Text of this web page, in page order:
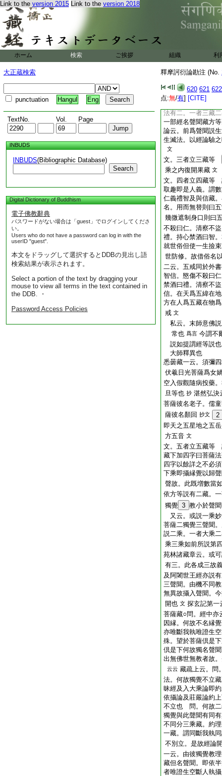
Link to the version 2015 Link to the version 2018
ホーム 検索 ご挨拶 組織 利
大正蔵検索
punctuation Hangul Eng
TextNo. Vol. Page
INBUDS
INBUDS(Bibliographic Database)
Search
Digital Dictionary of Buddhism
電子佛教辭典
パスワードがない場合は「guest」でログインしてくださ
い。
Users who do not have a password can log in with the
userID "guest".
本文をドラッグして選択するとDDBの見出し語
検索結果が表示されます。
Select a portion of the text by dragging your
mouse to view all terms in the text contained in
the DDB. ・
Password Access Policies
釋摩訶衍論勘注 (No.
620 621 622
点:無/有] [CITE]
藏横統諸藏。竪
有之。今約通途
文。二者立二藏等
難於王舍城結集三
引三經三論證之。
我於閻浮提見第二
苑已轉小輪今復轉
於波羅捺轉於四諦
乘。涅槃經云。昔
2
知。唯
法有二。一者三藏
一部經名聲聞藏方
論云。前爲聲聞説
生滅法。以經論驗
文
文。三者立三藏等
乘之内復開果藏 文
文。四者立四藏等
取趣即是人義。謂
仁義禮智及與信藏
名。用而無替則曰
幾微遮制身口則曰
不殺曰仁。清察不
禮。持心禁酒曰智
就世俗但使一生撿
世防修。故借俗名
二云。五戒同於外
智信。愍傷不殺曰
禁酒曰禮。清察不
信。在天爲五緯在
方在人爲五藏在物
戒 文
私云。末師意佛
常也 爲言 今謂不
説如提謂經等説
大師釋異也
悉曇藏一云。須彌
伏羲日光菩薩爲女
空入假觀隨病投藥
旦等也 抄 湛然弘決
菩薩彼名老子。儒
薩彼名顏回 抄文
2
即天之五星地之五
方五音 文
文。五者立五藏等
藏下加四字曰菩薩
四字以餘詳之不必
下乘即攝縁覺以歸
聲故。此既増數當
依方等説有二藏。
獨覺 3 教小於聲
又云。或説一乘
菩薩二獨覺三聲聞
説二乘。一者大乘
乘三乘如前所説第
苑林諸藏章云。或
有三。此各成三故
及阿闍世王經亦説
三聲聞。由機不同
無異故攝入聲聞。
開也 文 探玄記第一
菩薩藏○問。經中亦
因縁。何故不名縁
亦唯斷我執唯證生
殊。望於菩薩倶是
倶是下何故獨名聲
出無佛世無教者故
云云 藏疏上云。問
法。何故獨覺不立
昧經及入大乘論即
依攝論及莊嚴論約
不立也 問。何故
獨覺與此聲聞有同
不同分三乘藏。約
一藏。謂同斷我執
不別立。是故經論
一云。由彼獨覺教
藏但名聲聞。即依
者唯證生空斷人執